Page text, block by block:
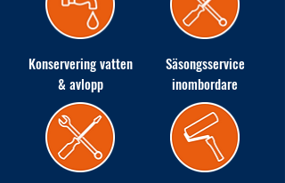
Konservering vatten
& avlopp
Säsongsservice
inombordare